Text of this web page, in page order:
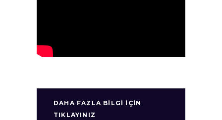
DAHA FAZLA BILGI IÇIN
TIKLAYINIZ